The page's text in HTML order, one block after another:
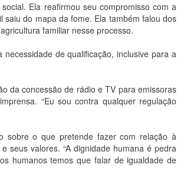
Ela reafirmou seu compromisso com a
do mapa da fome. Ela também falou dos
familiar nesse processo.
de qualificação, inclusive para a
da concessão de rádio e TV para emissoras
“Eu sou contra qualquer regulação
sobre o que pretende fazer com relação à
seus valores. “A dignidade humana é pedra
humanos temos que falar de igualdade de